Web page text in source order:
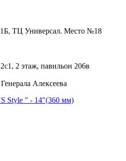
1Б, ТЦ Универсал. Место №18
2 этаж, павильон 206в
Алексеева
Style " - 14"(360 мм)